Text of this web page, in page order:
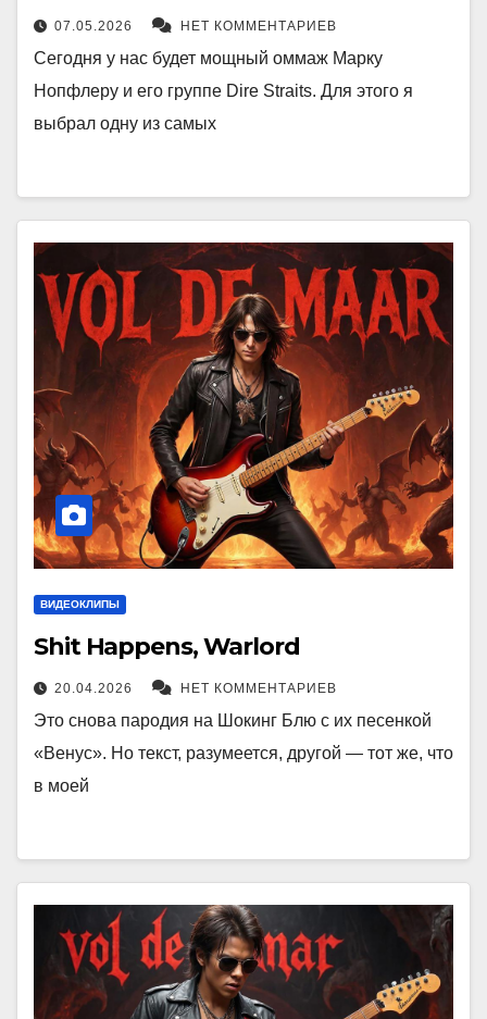
07.05.2026 НЕТ КОММЕНТАРИЕВ
Сегодня у нас будет мощный оммаж Марку
Нопфлеру и его группе Dire Straits. Для этого я
выбрал одну из самых
ВИДЕОКЛИПЫ
Shit Happens, Warlord
20.04.2026 НЕТ КОММЕНТАРИЕВ
Это снова пародия на Шокинг Блю с их песенкой
«Венус». Но текст, разумеется, другой — тот же, что
в моей